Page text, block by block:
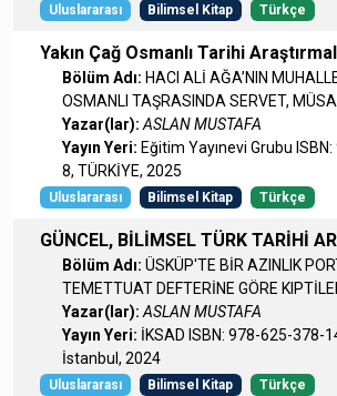
Uluslararası Bilimsel Kitap Türkçe
Yakın Çağ Osmanlı Tarihi
Bölüm Adı: HACI ALİ AĞA’NIN
OSMANLI TAŞRASINDA SERVET,
Yazar(lar): ASLAN MUSTAFA
Yayın Yeri: Eğitim Yayınevi Grubu
8, TÜRKİYE, 2025
Uluslararası Bilimsel Kitap Türkçe
GÜNCEL, BİLİMSEL TÜRK TARİHİ
Bölüm Adı: ÜSKÜP'TE BİR AZINLIK
TEMETTUAT DEFTERİNE GÖRE
Yazar(lar): ASLAN MUSTAFA
Yayın Yeri: İKSAD ISBN: 978-625-378-
İstanbul, 2024
Uluslararası Bilimsel Kitap Türkçe